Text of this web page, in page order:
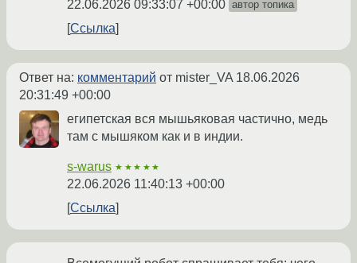
22.06.2026 09:33:07 +00:00 автор топика
Ссылка
Ответ на: комментарий от mister_VA 18.06.2026
20:31:49 +00:00
египетская вся мышьяковая частично, медь
там с мышяком как и в индии.
s-warus ★★★★★
22.06.2026 11:40:13 +00:00
Ссылка